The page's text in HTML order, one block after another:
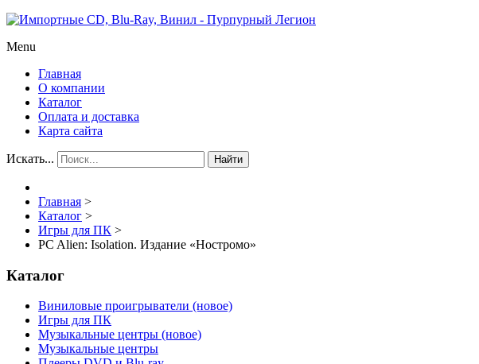
Menu
Главная
О компании
Каталог
Оплата и доставка
Карта сайта
Искать... Найти
Главная >
Каталог >
Игры для ПК >
PC Alien: Isolation. Издание «Ностромо»
Каталог
Виниловые проигрыватели (новое)
Игры для ПК
Музыкальные центры (новое)
Музыкальные центры